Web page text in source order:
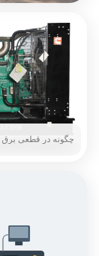
چگونه در قطعی برق